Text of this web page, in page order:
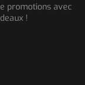
promotions avec
!